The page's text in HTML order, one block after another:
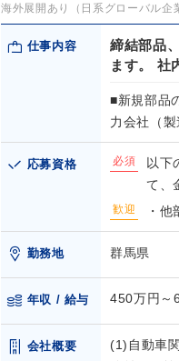
海外展開あり（日系グローバル企
仕事内容
締結部品
ます。 社
■新規部品
力会社（
応募資格 必須
以下
て、
歓迎 ・
勤務地 群馬県
年収 / 給与 450万円～
会社概要
(1)自動車